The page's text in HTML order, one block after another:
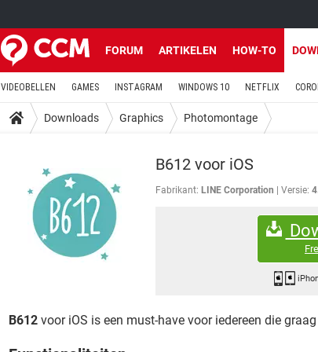
FORUM ARTIKELEN HOW-TO
VIDEOBELLEN GAMES INSTAGRAM WINDOWS 10 NETFLIX
Downloads Graphics Photomontage
B612 voor iOS
Fabrikant: LINE Corporation Versie:
B612 voor iOS is een must-have voor iedereen die